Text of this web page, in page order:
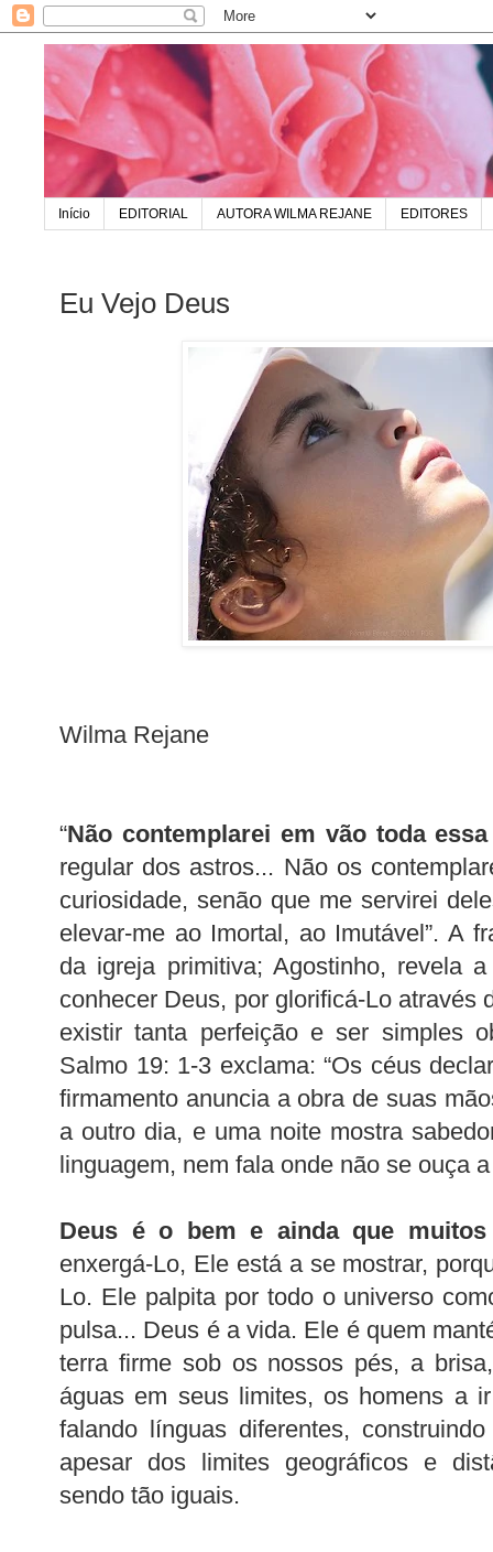
Início EDITORIAL AUTORA WILMA REJANE EDITORES
Eu Vejo Deus
Wilma Rejane
“Não contemplarei em vão toda
regular dos astros... Não os
curiosidade, senão que me servirei
elevar-me ao Imortal, ao Imutável”. A
da igreja primitiva; Agostinho, revela
conhecer Deus, por glorificá-Lo através
existir tanta perfeição e ser simples
Salmo 19: 1-3 exclama: “Os céus
firmamento anuncia a obra de suas
a outro dia, e uma noite mostra
linguagem, nem fala onde não se ouça a
Deus é o bem e ainda que muitos
enxergá-Lo, Ele está a se mostrar,
Lo. Ele palpita por todo o universo
pulsa... Deus é a vida. Ele é quem
terra firme sob os nossos pés, a
águas em seus limites, os homens a
falando línguas diferentes,
apesar dos limites geográficos e
sendo tão iguais.